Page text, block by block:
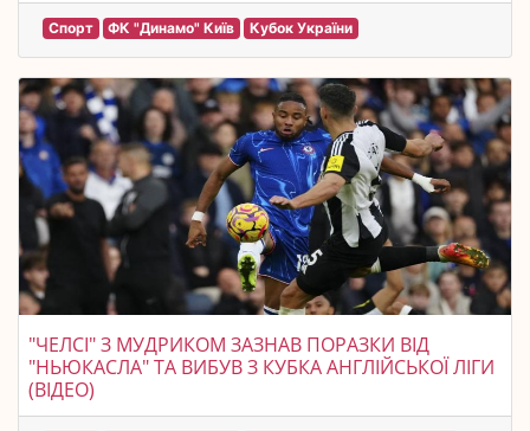
Спорт ФК "Динамо" Київ Кубок України
"ЧЕЛСІ" З МУДРИКОМ ЗАЗНАВ ПОРАЗКИ ВІД
"НЬЮКАСЛА" ТА ВИБУВ З КУБКА АНГЛІЙСЬКОЇ ЛІГИ
(ВІДЕО)